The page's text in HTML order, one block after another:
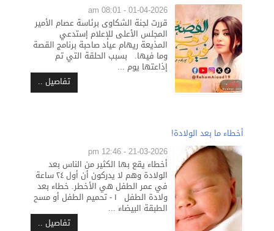
01-04-2026 - 08:01 am
قررت لجنة الشكاوى برئاسة عصام الأمير
المجلس الأعلى للإعلام إستدعي
المذيعة ريهام عياد صاحبة برنامج القصة
وما فيها. بسبب الحلقة التي تم
إذاعتها يوم ...
تفاصيل ..
أخطاء ما بعد الولادة!
21-03-2026 - 12:46 pm
أخطاء يقع بها الكثير من الناس بعد
الولادة وهم لا يدركون أن أول ٢٤ ساعة
في عمر الطفل هي الأخطر. خطاء بعد
ولادة الطفل ١ - تحميم الطفل أو مسح
الطبقة البيضاء ...
تفاصيل ..